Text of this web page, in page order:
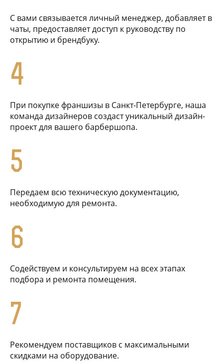
С вами связывается личный менеджер, добавляет в
чаты, предоставляет доступ к руководству по
открытию и брендбуку.
4
При покупке франшизы в Санкт-Петербурге, наша
команда дизайнеров создаст уникальный дизайн-
проект для вашего барбершопа.
5
Передаем всю техническую документацию,
необходимую для ремонта.
6
Содействуем и консультируем на всех этапах
подбора и ремонта помещения.
7
Рекомендуем поставщиков с максимальными
скидками на оборудование.